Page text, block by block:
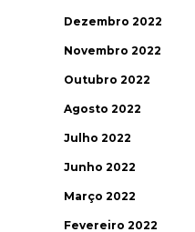
Dezembro 2022
Novembro 2022
Outubro 2022
Agosto 2022
Julho 2022
Junho 2022
Março 2022
Fevereiro 2022